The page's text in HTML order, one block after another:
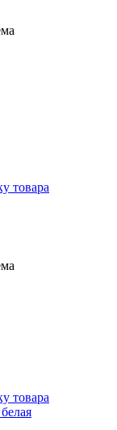
товара
товара